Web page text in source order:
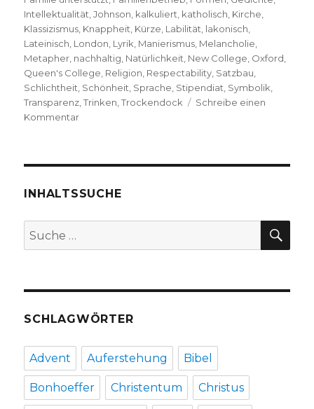
Intellektualität ,Johnson kalkuliert katholisch Kirche
Klassizismus Knappheit Kürze Labilität lakonisch
Lateinisch London Lyrik Manierismus Melancholie
Metapher nachhaltig Natürlichkeit New College Oxford
Queen's College Religion Respectability Satzbau
Schlichtheit Schönheit Sprache Stipendiat Symbolik
Transparenz ,Trinken ,Trockendock
Schreibe einen
Kommentarzu
und
Christoph
Welver
INHALTSSUCHE
Suche
nach:
SCHLAGWÖRTER
Advent Auferstehung Bibel
Bonhoeffer Christentum Christus